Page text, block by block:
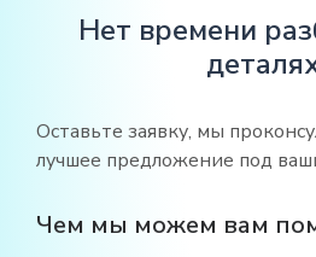
Нет времени
Оставьте заявку, мы
лучшее предложение под
Чем мы можем вам